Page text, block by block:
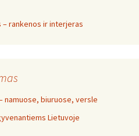
rankenos ir interjeras
namuose, biuruose, versle
Lietuvoje